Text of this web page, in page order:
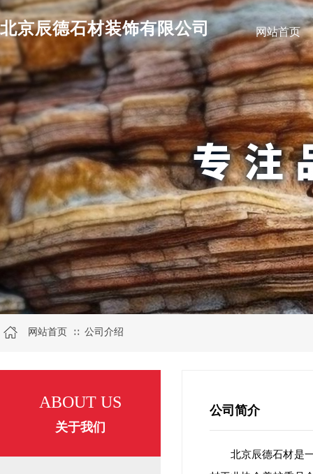
网站首页
北京辰德石材装饰有限公司
网站首页 ∷ 公司介绍
公司简介
北京辰德石材是
关于我们
ABOUT US